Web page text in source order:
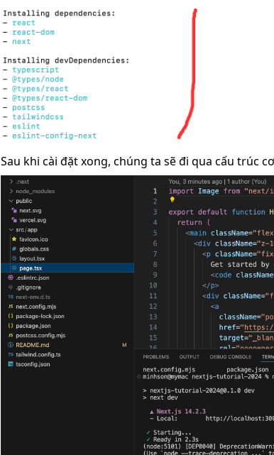
Sau khi cài đặt xong, chúng ta sẽ đi qua cấu trúc